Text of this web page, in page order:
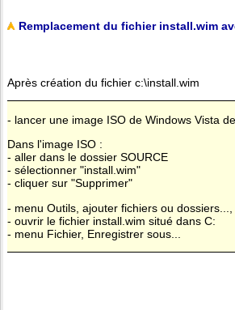
Remplacement du fichier install.wim
Après création du fichier c:\install.wim
- lancer une image ISO de Windows Vista
Dans l'image ISO :
- aller dans le dossier SOURCE
- sélectionner "install.wim"
- cliquer sur "Supprimer"
- menu Outils, ajouter fichiers ou dossiers...,
- ouvrir le fichier install.wim situé dans C:
- menu Fichier, Enregistrer sous...